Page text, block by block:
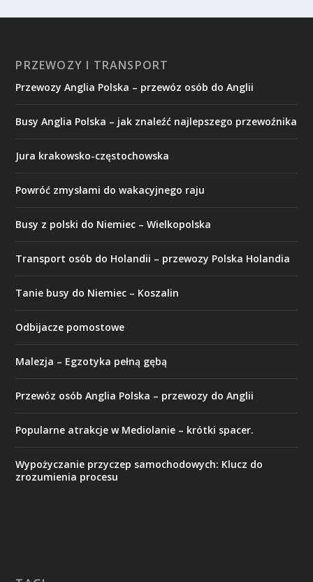
PRZEWOZY I TRANSPORT
Przewozy Anglia Polska – przewóz osób do Anglii
Busy Anglia Polska – jak znaleźć najlepszego przewoźnika
Jura krakowsko-częstochowska
Powróć zmysłami do wakacyjnego raju
Busy z polski do Niemiec – Wielkopolska
Transport osób do Holandii – przewozy Polska Holandia
Tanie busy do Niemiec – Koszalin
Odbijacze pomostowe
Malezja – Egzotyka pełną gębą
Przewóz osób Anglia Polska – przewozy do Anglii
Popularne atrakcje w Mediolanie – krótki spacer.
Wypożyczanie przyczep samochodowych: Klucz do
zrozumienia procesu